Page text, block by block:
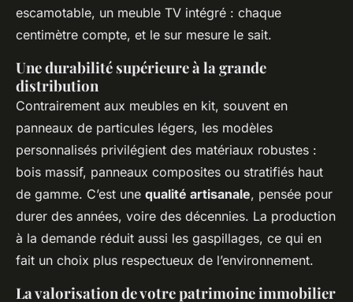
escamotable, un meuble TV intégré : chaque
centimètre compte, et le sur mesure le sait.
Une durabilité supérieure à la grande
distribution
Contrairement aux meubles en kit, souvent en
panneaux de particules légers, les modèles
personnalisés privilégient des matériaux robustes :
bois massif, panneaux composites ou stratifiés haut
de gamme. C’est une qualité artisanale, pensée pour
durer des années, voire des décennies. La production
à la demande réduit aussi les gaspillages, ce qui en
fait un choix plus respectueux de l’environnement.
La valorisation de votre patrimoine immobilier